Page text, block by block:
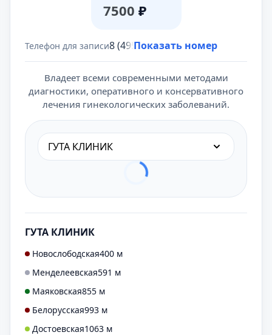
7500 ₽
Телефон для записи8 (495) 431-69-47
Показать номер
Владеет всеми современными методами
диагностики, оперативного и консервативного
лечения гинекологических заболеваний.
ГУТА КЛИНИК
ГУТА КЛИНИК
Новослободская400 м
Менделеевская591 м
Маяковская855 м
Белорусская993 м
Достоевская1063 м